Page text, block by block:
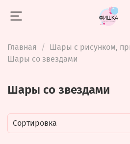
Главная
Шары с рисунком,
Шары со звездами
Шары со звездами